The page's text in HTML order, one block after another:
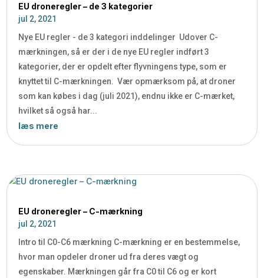
EU droneregler – de 3 kategorier
jul 2, 2021
Nye EU regler - de 3 kategori inddelinger Udover C-
mærkningen, så er der i de nye EU regler indført 3
kategorier, der er opdelt efter flyvningens type, som er
knyttet til C-mærkningen. Vær opmærksom på, at droner
som kan købes i dag (juli 2021), endnu ikke er C-mærket,
hvilket så også har...
læs mere
EU droneregler – C-mærkning
jul 2, 2021
Intro til C0-C6 mærkning C-mærkning er en bestemmelse,
hvor man opdeler droner ud fra deres vægt og
egenskaber. Mærkningen går fra C0 til C6 og er kort